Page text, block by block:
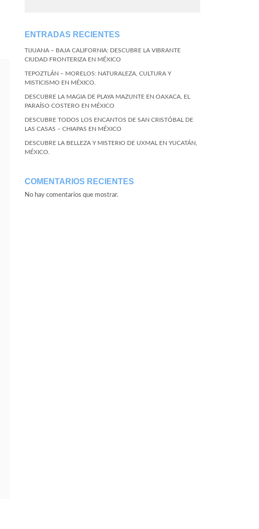
ENTRADAS RECIENTES
TIJUANA – BAJA CALIFORNIA: DESCUBRE LA VIBRANTE
CIUDAD FRONTERIZA EN MÉXICO
TEPOZTLÁN – MORELOS: NATURALEZA, CULTURA Y
MISTICISMO EN MÉXICO.
DESCUBRE LA MAGIA DE PLAYA MAZUNTE EN OAXACA, EL
PARAÍSO COSTERO EN MÉXICO
DESCUBRE TODOS LOS ENCANTOS DE SAN CRISTÓBAL DE
LAS CASAS – CHIAPAS EN MÉXICO
DESCUBRE LA BELLEZA Y MISTERIO DE UXMAL EN YUCATÁN,
MÉXICO.
COMENTARIOS RECIENTES
No hay comentarios que mostrar.